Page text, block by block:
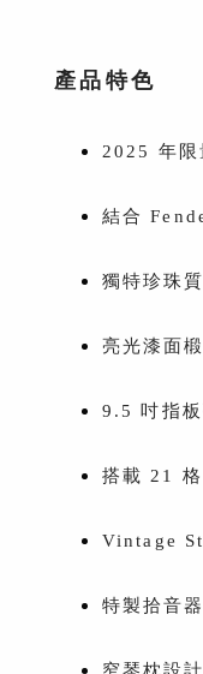
產品特色
2025 年限
結合
獨特珍珠
亮光漆面
9.5 吋指
搭載 21
Vintage
特製拾音